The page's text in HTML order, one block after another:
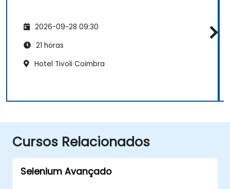
2026-09-28 09:30
21 horas
Hotel Tivoli Coimbra
Cursos Relacionados
Selenium Avançado